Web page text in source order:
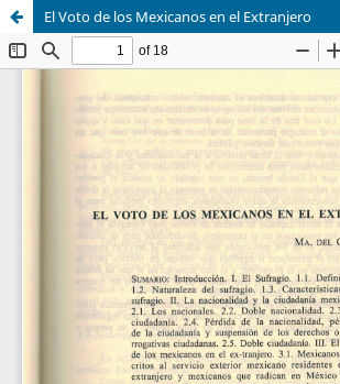
El Voto de los Mexicanos en el Extranjero